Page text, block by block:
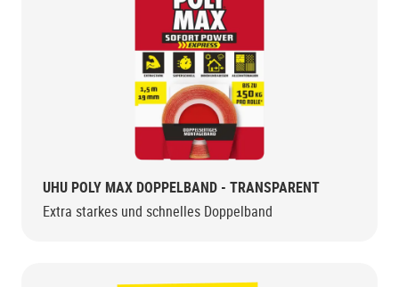
UHU POLY MAX DOPPELBAND - TRANSPARENT
Extra starkes und schnelles Doppelband